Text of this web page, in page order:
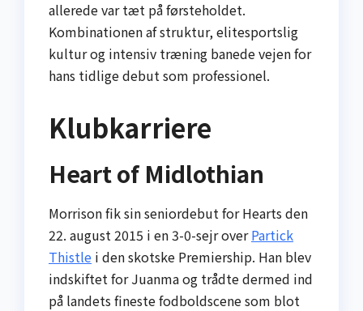
allerede var tæt på førsteholdet.
Kombinationen af struktur, elitesportslig
kultur og intensiv træning banede vejen for
hans tidlige debut som professionel.
Klubkarriere
Heart of Midlothian
Morrison fik sin seniordebut for Hearts den
22. august 2015 i en 3-0-sejr overPartick
Thistle i den skotske Premiership. Han blev
indskiftet for Juanma og trådte dermed ind
på landets fineste fodboldscene som blot